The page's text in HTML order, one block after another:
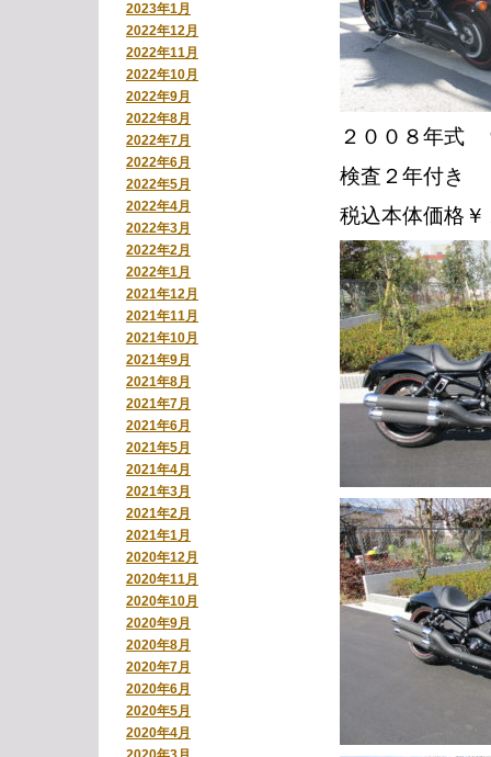
2023年1月
2022年12月
2022年11月
2022年10月
2022年9月
2022年8月
2022年7月
2022年6月
2022年5月
2022年4月
2022年3月
2022年2月
2022年1月
2021年12月
2021年11月
2021年10月
2021年9月
2021年8月
2021年7月
2021年6月
2021年5月
2021年4月
2021年3月
2021年2月
2021年1月
2020年12月
2020年11月
2020年10月
2020年9月
2020年8月
2020年7月
2020年6月
2020年5月
2020年4月
２００８年式
検査２年付き
税込本体価格